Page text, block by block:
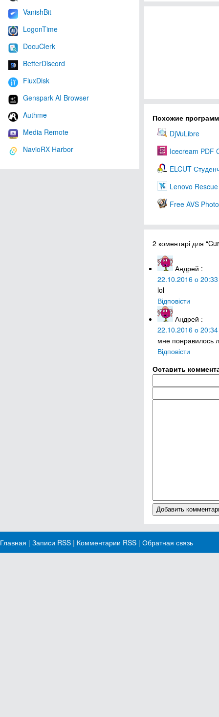
VanishBit
LogonTime
DocuClerk
BetterDiscord
FluxDisk
Genspark AI Browser
Authme
Media Remote
NavioRX Harbor
Похожие
DjVuLibre
Icecream PDF
ELCUT
Lenovo
Free AVS
2 коментарі для
Андрей :
22.10.2016 о 20:33
lol
Відповісти
Андрей :
22.10.2016 о 20:34
мне понравилось
Відповісти
Оставить
Главная | Записи RSS | Комментарии RSS | Обратная связь